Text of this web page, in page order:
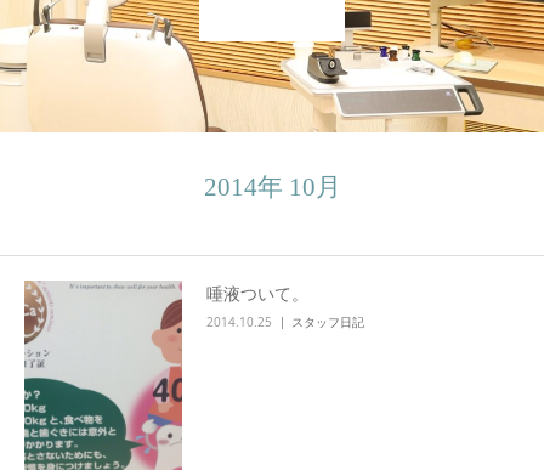
2014年 10月
唾液ついて。
2014.10.25 スタッフ日記
アクセス